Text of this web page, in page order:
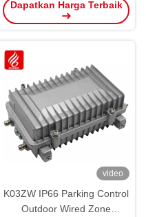
Dapatkan Harga Terbaik
video
K03ZW IP66 Parking Control
Outdoor Wired Zone